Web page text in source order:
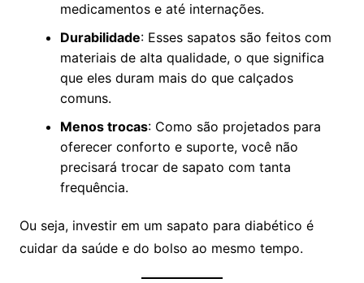
medicamentos e até internações.
Durabilidade: Esses sapatos são feitos com
materiais de alta qualidade, o que significa
que eles duram mais do que calçados
comuns.
Menos trocas: Como são projetados para
oferecer conforto e suporte, você não
precisará trocar de sapato com tanta
frequência.
Ou seja, investir em um sapato para diabético é
cuidar da saúde e do bolso ao mesmo tempo.